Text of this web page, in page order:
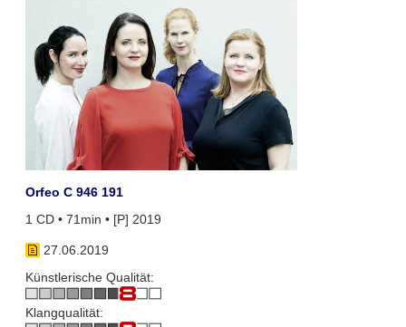
Orfeo C 946 191
1 CD • 71min • [P] 2019
27.06.2019
Künstlerische Qualität:
Klangqualität: